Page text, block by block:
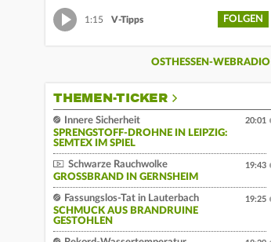
1:15 V-Tipps FOLGEN
OSTHESSEN-WEBRADIO
THEMEN-TICKER
Innere Sicherheit
SPRENGSTOFF-DROHNE IN LEIPZIG:
SEMTEX IM SPIEL
20:01
Schwarze Rauchwolke
GROSSBRAND IN GERNSHEIM
19:43
Fassungslos-Tat in Lauterbach
SCHMUCK AUS BRANDRUINE
GESTOHLEN
19:25